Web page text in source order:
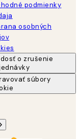
podmienky
osobných
o zrušenie
súbory